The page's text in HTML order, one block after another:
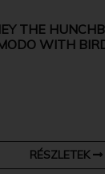
THE
WITH
RÉSZLETEK